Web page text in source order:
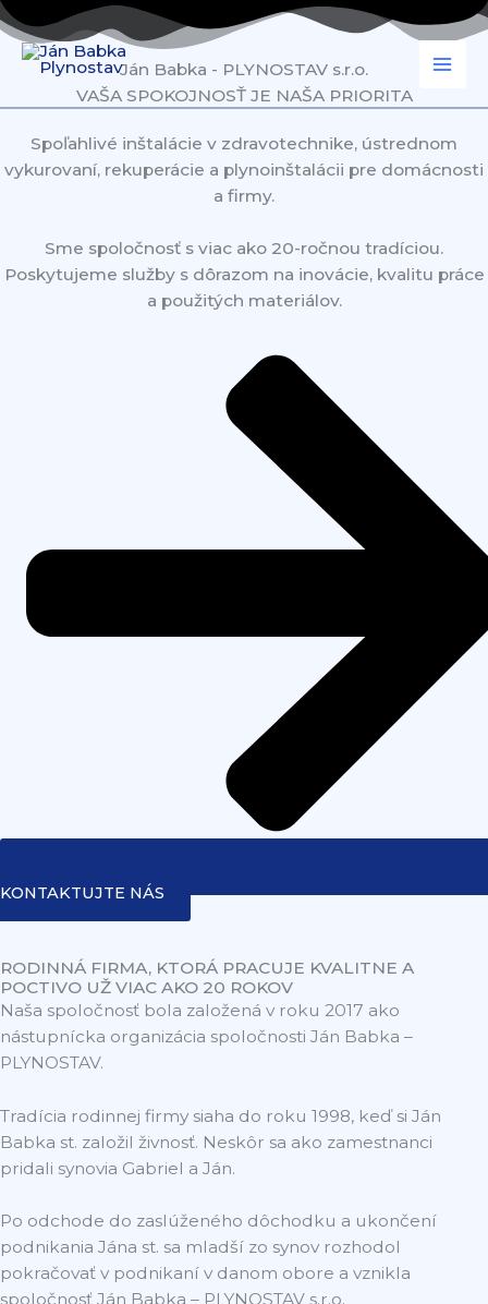
Preskočiť
na
obsah
Ján Babka - PLYNOSTAV s.r.o.
VAŠA SPOKOJNOSŤ JE NAŠA PRIORITA
Spoľahlivé inštalácie v zdravotechnike, ústrednom
vykurovaní, rekuperácie a plynoinštalácii pre domácnosti
a firmy.
Sme spoločnosť s viac ako 20-ročnou tradíciou.
Poskytujeme služby s dôrazom na inovácie, kvalitu práce
a použitých materiálov.
KONTAKTUJTE NÁS
RODINNÁ FIRMA, KTORÁ PRACUJE KVALITNE A
POCTIVO UŽ VIAC AKO 20 ROKOV
Naša spoločnosť bola založená v roku 2017 ako
nástupnícka organizácia spoločnosti Ján Babka –
PLYNOSTAV.
Tradícia rodinnej firmy siaha do roku 1998, keď si Ján
Babka st. založil živnosť. Neskôr sa ako zamestnanci
pridali synovia Gabriel a Ján.
Po odchode do zaslúženého dôchodku a ukončení
podnikania Jána st. sa mladší zo synov rozhodol
pokračovať v podnikaní v danom obore a vznikla
spoločnosť Ján Babka – PLYNOSTAV s.r.o.